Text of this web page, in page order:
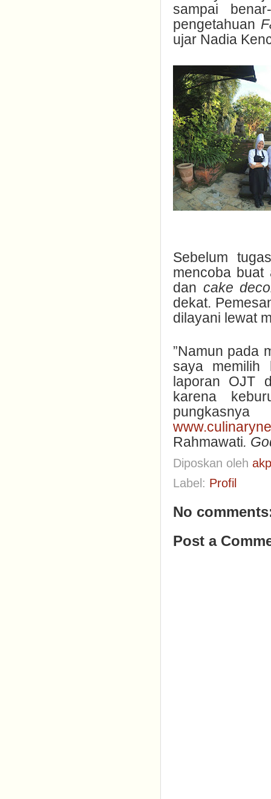
sampai
pengetahuan
ujar Nadia
Sebelum
mencoba
dan cake
dekat.
dilayani lewat
”Namun pada
saya memilih
laporan OJT
karena
Rahmawati.
Diposkan oleh
Label: Profil
No
Post a